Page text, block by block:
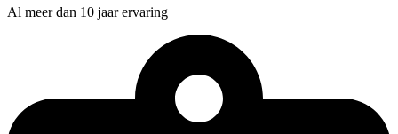
Al meer dan 10 jaar ervaring